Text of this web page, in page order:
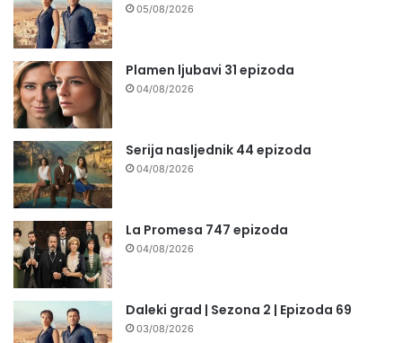
05/08/2026
Plamen ljubavi 31 epizoda
04/08/2026
Serija nasljednik 44 epizoda
04/08/2026
La Promesa 747 epizoda
04/08/2026
Daleki grad | Sezona 2 | Epizoda 69
03/08/2026